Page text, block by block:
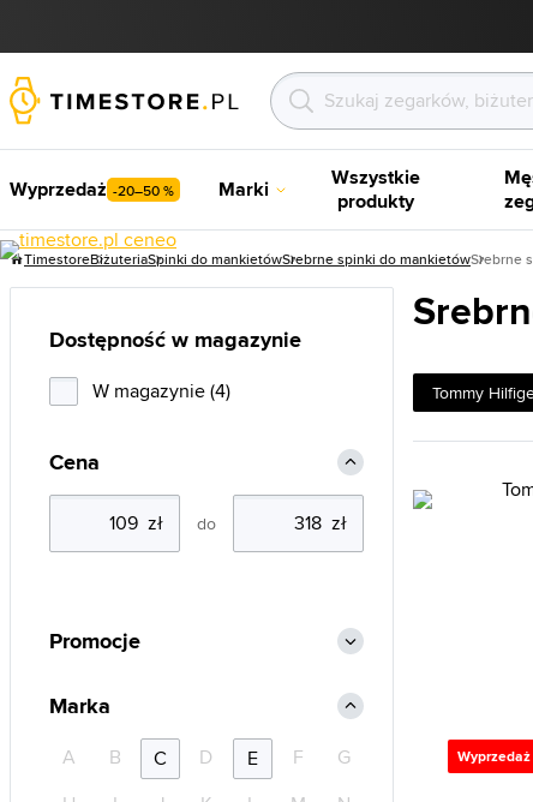
Wyprzedaż -20–50 % Marki
Wszystkie
produkty
TimestoreBiżuteriaSpinki do mankietówSrebrne spinki do mankietówSrebrne
Tommy
Wyprzedaż
Dostępność w magazynie
W magazynie (4)
Cena
do
Promocje
Marka
A B C D E F
G